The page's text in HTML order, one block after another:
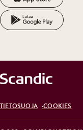
TIETOSUOJA COOKIES